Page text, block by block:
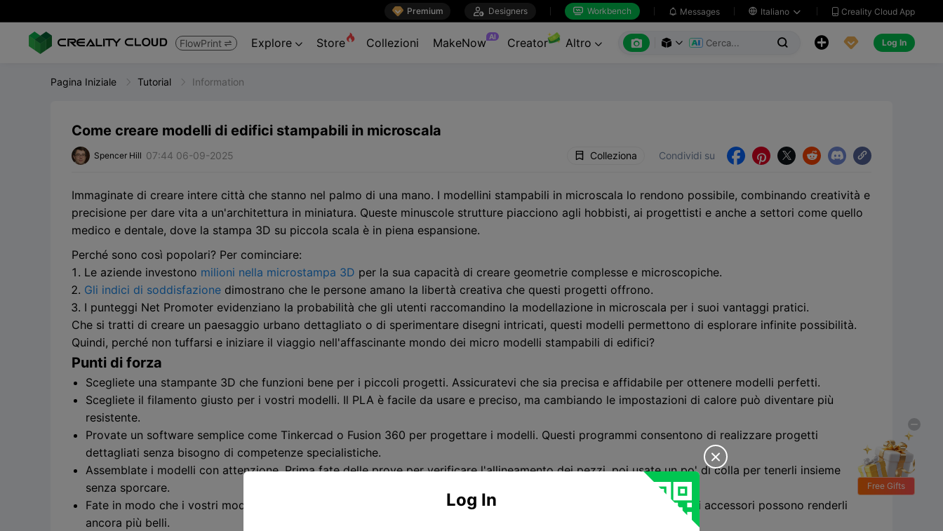
 Premium  Designers  Workbench  Messages  Italiano   Creality Cloud App
FlowPrint  Explore  Store Collezioni MakeNow AI Creator Altro        Log In
Pagina Iniziale Tutorial Information
Come creare modelli di edifici stampabili in microscala
Spencer Hill 07:44 06-09-2025 Colleziona Condividi su     
Immaginate di creare intere città che stanno nel palmo di una mano. I modellini stampabili in microscala lo rendono possibile, combinando creatività e
precisione per dare vita a un'architettura in miniatura. Queste minuscole strutture piacciono agli hobbisti, ai progettisti e anche a settori come quello
medico e dentale, dove la stampa 3D su piccola scala è in piena espansione.
Perché sono così popolari? Per cominciare:
Le aziende investono milioni nella microstampa 3D per la sua capacità di creare geometrie complesse e microscopiche.
Gli indici di soddisfazione dimostrano che le persone amano la libertà creativa che questi progetti offrono.
I punteggi Net Promoter evidenziano la probabilità che gli utenti raccomandino la modellazione in microscala per i suoi vantaggi pratici.
Che si tratti di creare un paesaggio urbano dettagliato o di sperimentare disegni intricati, questi modelli permettono di esplorare infinite possibilità.
Quindi, perché non tuffarsi e iniziare il viaggio nell'affascinante mondo dei micro modelli stampabili di edifici?
Punti di forza
Scegliete una stampante 3D che funzioni bene per i piccoli progetti. Assicuratevi che sia precisa e affidabile per ottenere modelli perfetti.
Scegliete il filamento giusto per i vostri modelli. Il PLA è facile da usare e preciso, ma cambiando le impostazioni di calore può diventare più
resistente.
Provate un software semplice come Tinkercad o Fusion 360 per progettare i modelli. Questi programmi consentono di realizzare progetti
dettagliati senza bisogno di competenze specialistiche.
Assemblate i modelli con attenzione. Prima fate delle prove per verificare l'allineamento dei pezzi, poi usate un po' di colla per tenerli insieme
senza sporcare.
Fate in modo che i vostri modelli sembrino reali dipingendo e aggiungendo scenari. Gli agenti atmosferici e i piccoli accessori possono renderli
ancora più belli.
Free Gifts

Log In